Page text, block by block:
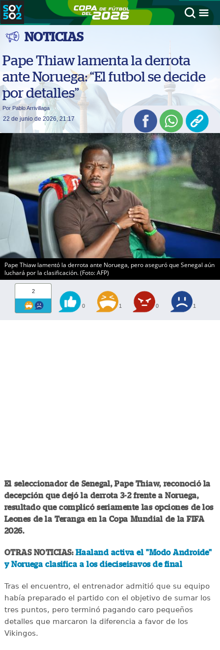
NOTICIAS
Pape Thiaw lamenta la derrota
ante Noruega: “El futbol se decide
por detalles”
Por Pablo Arrivillaga
22 de junio de 2026, 21:17
Pape Thiaw lamentó la derrota ante Noruega, pero aseguró que Senegal aún
luchará por la clasificación. (Foto: AFP)
2
0 1 0 1
El seleccionador de Senegal, Pape Thiaw, reconoció la
decepción que dejó la derrota 3-2 frente a Noruega,
resultado que complicó seriamente las opciones de los
Leones de la Teranga en la Copa Mundial de la FIFA
2026.
OTRAS NOTICIAS: Haaland activa el "Modo Androide"
y Noruega clasifica a los dieciseisavos de final
Tras el encuentro, el entrenador admitió que su equipo
había preparado el partido con el objetivo de sumar los
tres puntos, pero terminó pagando caro pequeños
detalles que marcaron la diferencia a favor de los
Vikingos.